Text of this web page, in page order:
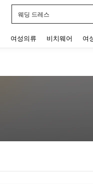
웨딩 드레스
여성의류 비치웨어 여